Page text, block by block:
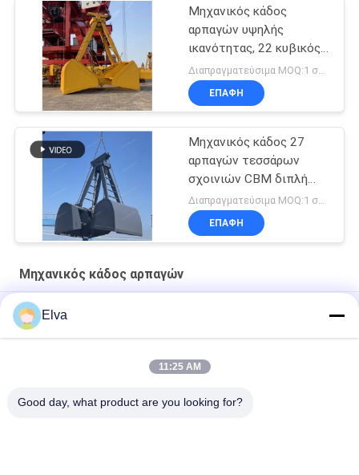
Μηχανικός κάδος
αρπαγών υψηλής
ικανότητας, 22 κυβικός
μετρητής τέσσερις
αρπαγή σχοινιών
ΕΠΑΦΉ
Μηχανικός κάδος 27
αρπαγών τεσσάρων
σχοινιών CBM διπλή
αρπαγή Clamshell νυχιώνΔιαπραγματεύσιμα MOQ:1 σύνολο
ΕΠΑΦΉ
Μηχανικός κάδος αρπαγών
Εκβαθύνοντας υδραυλική αρπαγή Clamshell
6 CBM μηχανικός κάδος αρπαγών
3 κυβικοί μετρητές του μηχανικού κάδου αρπαγών διπλός-
Elva
11:25 AM
Good day, what product are you looking for?